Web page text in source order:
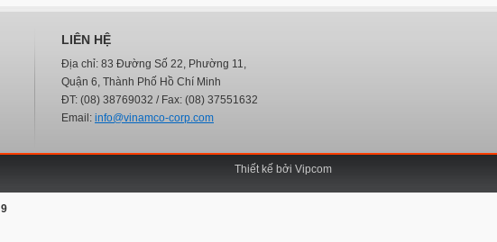
LIÊN HỆ
Địa chỉ: 83 Đường Số 22, Phường 11,
Quận 6, Thành Phố Hồ Chí Minh
ĐT: (08) 38769032 / Fax: (08) 37551632
Email: info@vinamco-corp.com
Thiết kế bởi Vipcom
9